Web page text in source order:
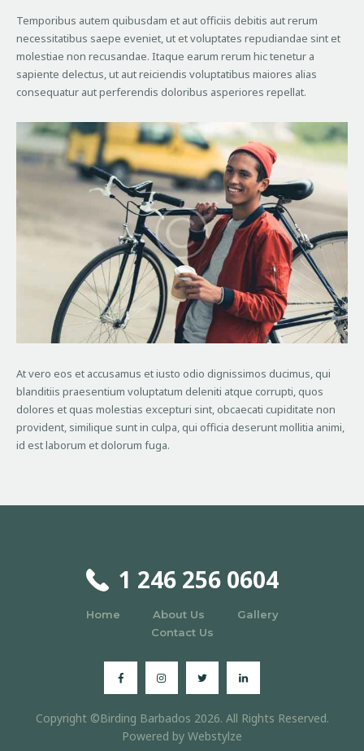
Temporibus autem quibusdam et aut officiis debitis aut rerum
necessitatibus saepe eveniet, ut et voluptates repudiandae sint et
molestiae non recusandae. Itaque earum rerum hic tenetur a
sapiente delectus, ut aut reiciendis voluptatibus maiores alias
consequatur aut perferendis doloribus asperiores repellat.
At vero eos et accusamus et iusto odio dignissimos ducimus, qui
blanditiis praesentium voluptatum deleniti atque corrupti, quos
dolores et quas molestias excepturi sint, obcaecati cupiditate non
provident, similique sunt in culpa, qui officia deserunt mollitia animi,
id est laborum et dolorum fuga.
1 246 256 0604
Home About Us
Gallery
Contact Us
Copyright ©Birding Barbados 2026. All Rights Reserved.
Powered by Webstylze